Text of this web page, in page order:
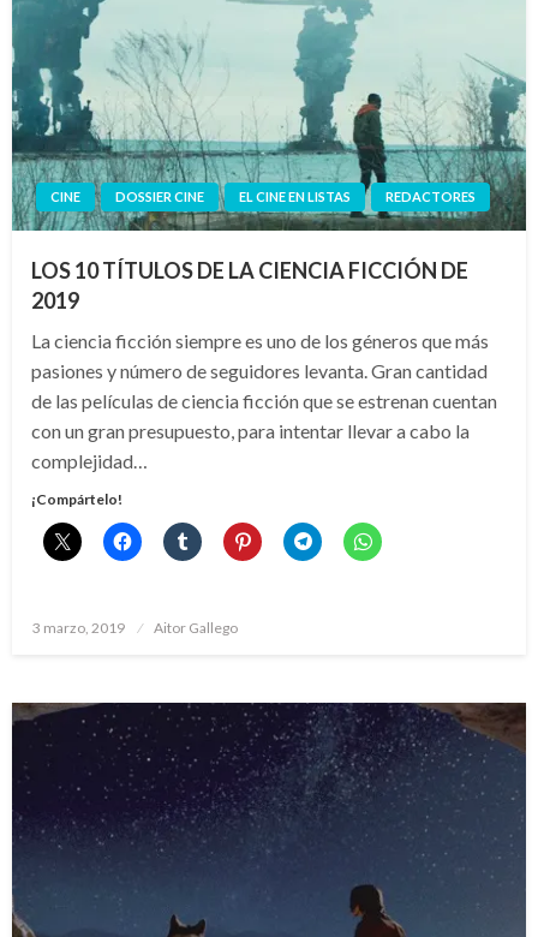
CINE DOSSIER CINE EL CINE EN LISTAS REDACTORES
LOS 10 TÍTULOS DE LA CIENCIA FICCIÓN DE
2019
La ciencia ficción siempre es uno de los géneros que más
pasiones y número de seguidores levanta. Gran cantidad
de las películas de ciencia ficción que se estrenan cuentan
con un gran presupuesto, para intentar llevar a cabo la
complejidad…
¡Compártelo!
Publicado
3 marzo, 2019 Aitor Gallego